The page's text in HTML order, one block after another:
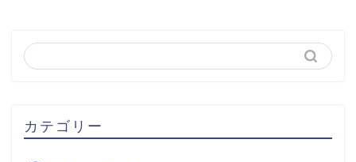
カテゴリー